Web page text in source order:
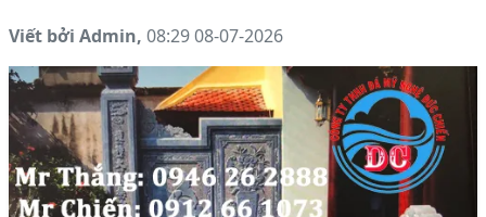
Viết bởi Admin, 08:29 08-07-2026